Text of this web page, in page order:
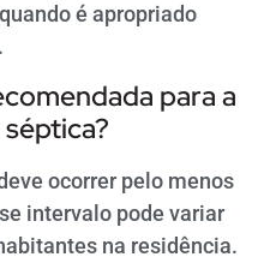
é apropriado
para a
ocorrer pelo menos
intervalo pode variar
na residência.